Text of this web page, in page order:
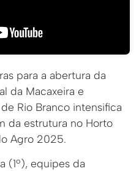
para a abertura da
da Macaxeira e
Rio Branco intensifica
da estrutura no Horto
Agro 2025.
(1º), equipes da